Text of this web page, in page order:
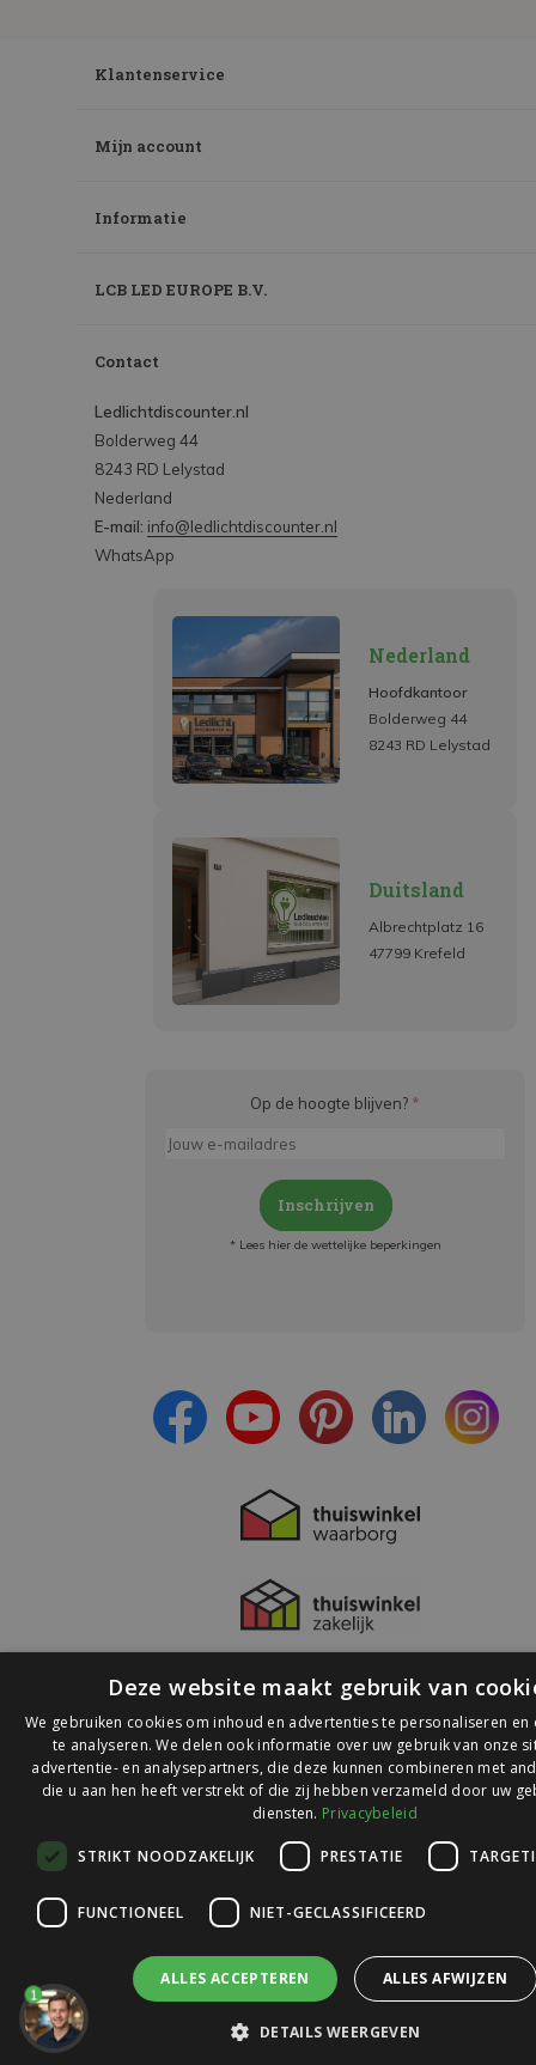
Klantenservice
Mijn account
Informatie
LCB LED EUROPE B.V.
Contact
Ledlichtdiscounter.nl
Bolderweg 44
8243 RD Lelystad
Nederland
E-mail: info@ledlichtdiscounter.nl
WhatsApp
Nederland
Hoofdkantoor
Bolderweg 44
8243 RD Lelystad
Duitsland
Albrechtplatz 16
47799 Krefeld
Op de hoogte blijven? *
Inschrijven
* Lees hier de wettelijke beperkingen
© 2026 Ledlichtdiscounter.nl
op
Webwinkelkeur
1
Deze website maakt gebruik van
We gebruiken cookies om inhoud en advertenties te personaliseren en
te analyseren. We delen ook informatie over uw gebruik van onze
advertentie- en analysepartners, die deze kunnen combineren met
die u aan hen heeft verstrekt of die zij hebben verzameld door uw
diensten. Privacybeleid
STRIKT NOODZAKELIJK PRESTATIE
FUNCTIONEEL NIET-GECLASSIFICEERD
ALLES ACCEPTEREN ALLES AFWIJZEN
DETAILS WEERGEVEN